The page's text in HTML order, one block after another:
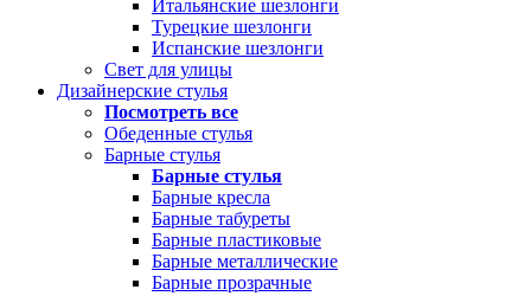
Итальянские шезлонги
Турецкие шезлонги
Испанские шезлонги
Свет для улицы
Дизайнерские стулья
Посмотреть все
Обеденные стулья
Барные стулья
Барные стулья
Барные кресла
Барные табуреты
Барные пластиковые
Барные металлические
Барные прозрачные